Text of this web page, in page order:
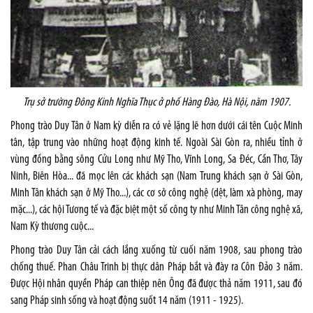
Trụ sở trường Đông Kinh Nghĩa Thục ở phố Hàng Đào, Hà Nội, năm 1907.
Phong trào Duy Tân ở Nam kỳ diễn ra có vẻ lặng lẽ hơn dưới cái tên Cuộc Minh
tân, tập trung vào những hoạt động kinh tế. Ngoài Sài Gòn ra, nhiều tỉnh ở
vùng đồng bằng sông Cửu Long như Mỹ Tho, Vĩnh Long, Sa Đéc, Cần Thơ, Tây
Ninh, Biên Hòa... đã mọc lên các khách sạn (Nam Trung khách sạn ở Sài Gòn,
Minh Tân khách sạn ở Mỹ Tho...), các cơ sở công nghệ (dệt, làm xà phòng, may
mặc...), các hội Tương tế và đặc biệt một số công ty như Minh Tân công nghệ xã,
Nam Kỳ thương cuộc...
Phong trào Duy Tân cải cách lắng xuống từ cuối năm 1908, sau phong trào
chống thuế. Phan Châu Trinh bị thực dân Pháp bắt và đày ra Côn Đảo 3 năm.
Được Hội nhân quyền Pháp can thiệp nên Ông đã được thả năm 1911, sau đó
sang Pháp sinh sống và hoạt động suốt 14 năm (1911 - 1925).